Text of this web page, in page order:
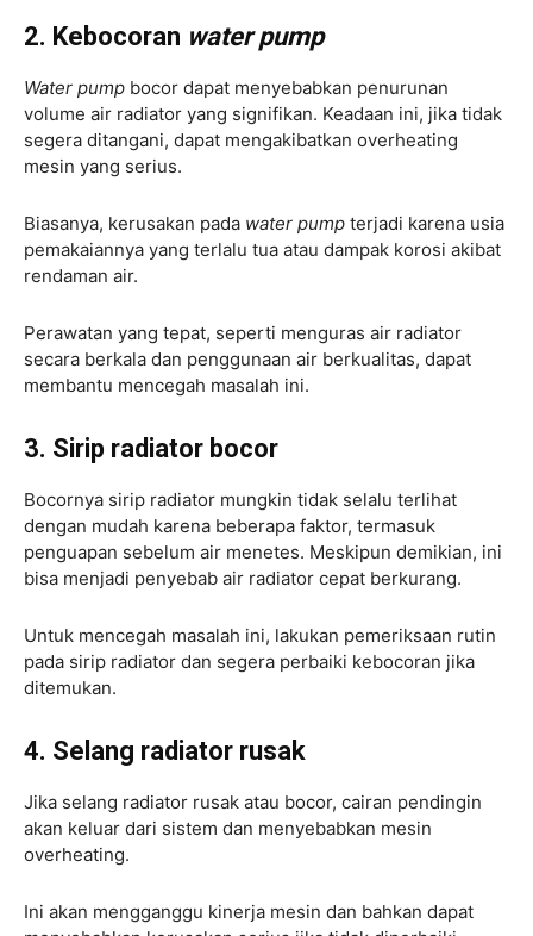
2. Kebocoran water pump
Water pump bocor dapat menyebabkan penurunan
volume air radiator yang signifikan. Keadaan ini, jika tidak
segera ditangani, dapat mengakibatkan overheating
mesin yang serius.
Biasanya, kerusakan pada water pump terjadi karena usia
pemakaiannya yang terlalu tua atau dampak korosi akibat
rendaman air.
Perawatan yang tepat, seperti menguras air radiator
secara berkala dan penggunaan air berkualitas, dapat
membantu mencegah masalah ini.
3. Sirip radiator bocor
Bocornya sirip radiator mungkin tidak selalu terlihat
dengan mudah karena beberapa faktor, termasuk
penguapan sebelum air menetes. Meskipun demikian, ini
bisa menjadi penyebab air radiator cepat berkurang.
Untuk mencegah masalah ini, lakukan pemeriksaan rutin
pada sirip radiator dan segera perbaiki kebocoran jika
ditemukan.
4. Selang radiator rusak
Jika selang radiator rusak atau bocor, cairan pendingin
akan keluar dari sistem dan menyebabkan mesin
overheating.
Ini akan mengganggu kinerja mesin dan bahkan dapat